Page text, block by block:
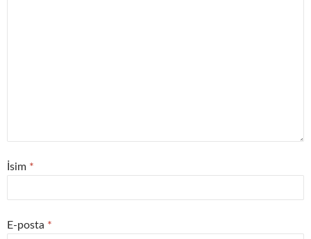
İsim *
E-posta *